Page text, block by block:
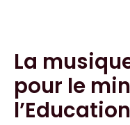
La
pour le